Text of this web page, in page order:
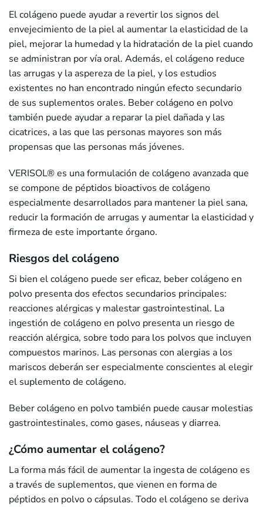
El colágeno puede ayudar a revertir los signos del
envejecimiento de la piel al aumentar la elasticidad de la
piel, mejorar la humedad y la hidratación de la piel cuando
se administran por vía oral. Además, el colágeno reduce
las arrugas y la aspereza de la piel, y los estudios
existentes no han encontrado ningún efecto secundario
de sus suplementos orales. Beber colágeno en polvo
también puede ayudar a reparar la piel dañada y las
cicatrices, a las que las personas mayores son más
propensas que las personas más jóvenes.
VERISOL®es una formulación de colágeno avanzada que
se compone de péptidos bioactivos de colágeno
especialmente desarrollados para mantener la piel sana,
reducir la formación de arrugas y aumentar la elasticidad y
firmeza de este importante órgano.
Riesgos del colágeno
Si bien el colágeno puede ser eficaz, beber colágeno en
polvo presenta dos efectos secundarios principales:
reacciones alérgicas y malestar gastrointestinal. La
ingestión de colágeno en polvo presenta un riesgo de
reacción alérgica, sobre todo para los polvos que incluyen
compuestos marinos. Las personas con alergias a los
mariscos deberán ser especialmente conscientes al elegir
el suplemento de colágeno.
Beber colágeno en polvo también puede causar molestias
gastrointestinales, como gases, náuseas y diarrea.
¿Cómo aumentar el colágeno?
La forma más fácil de aumentar la ingesta de colágeno es
a través de suplementos, que vienen en forma de
péptidos en polvo o cápsulas. Todo el colágeno se deriva